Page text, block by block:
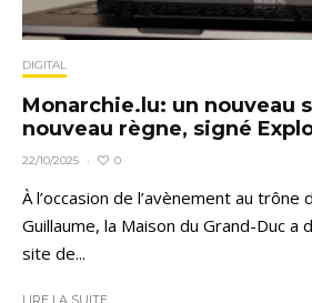
DIGITAL
Monarchie.lu: un nouveau
nouveau règne, signé
22/10/2025 · 0
À l’occasion de l’avènement au trône
Guillaume, la Maison du Grand-Duc a
site de...